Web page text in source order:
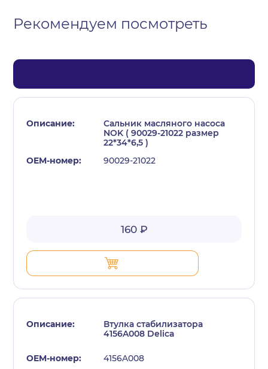
Рекомендуем посмотреть
Сальник масляного насоса
NOK ( 90029-21022 размер
22*34*6,5 )
90029-21022
160 ₽
Втулка стабилизатора
4156A008 Delica
4156A008